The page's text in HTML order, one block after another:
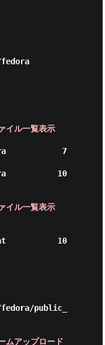
イル一覧表示
7
10
イル一覧表示
10
public_
ムアップロード